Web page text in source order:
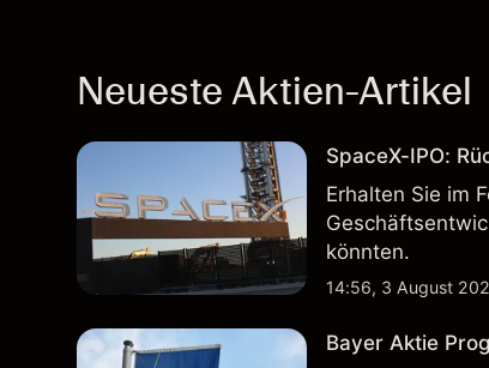
Neueste Aktien-Artikel
SpaceX-IPO:
Erhalten Sie im
könnten.
14:56, 3 August
Bayer Aktie